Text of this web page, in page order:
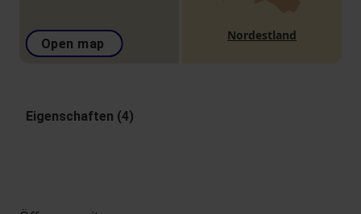
Open map
Nordestland
Eigenschaften (4)